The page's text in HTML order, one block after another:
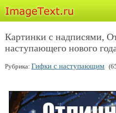
Картинки с надписями,
наступающего нового
Рубрика: Гифки с наступающим